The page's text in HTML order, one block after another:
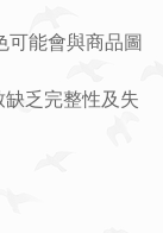
可能會與商品圖
乏完整性及失